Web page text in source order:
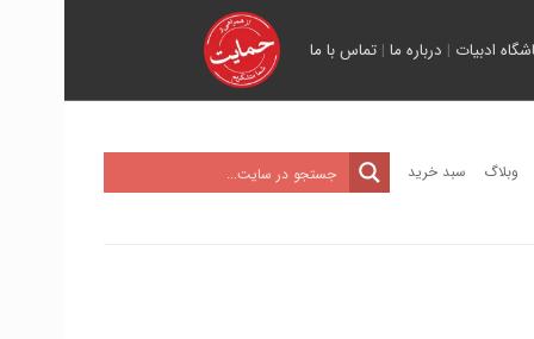
ادبیات | درباره ما |تماس با ما
وبلاگ سبد خرید